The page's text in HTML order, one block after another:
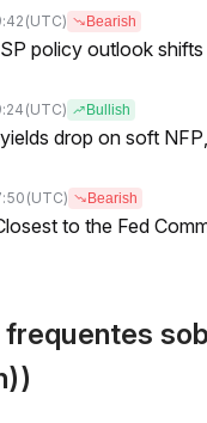
(UTC) Bearish
policy outlook
(UTC) Bullish
drop on soft
(UTC) Bearish
to the Fed